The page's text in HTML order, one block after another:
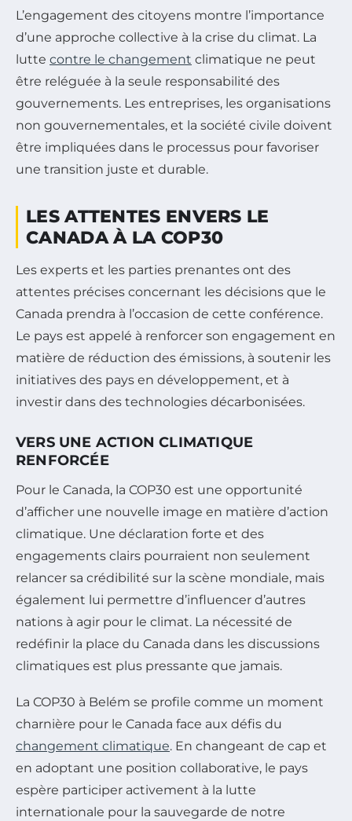
L’engagement des citoyens montre l’importance
d’une approche collective à la crise du climat. La
lutte contre le changement climatique ne peut
être reléguée à la seule responsabilité des
gouvernements. Les entreprises, les organisations
non gouvernementales, et la société civile doivent
être impliquées dans le processus pour favoriser
une transition juste et durable.
LES ATTENTES ENVERS LE
CANADA À LA COP30
Les experts et les parties prenantes ont des
attentes précises concernant les décisions que le
Canada prendra à l’occasion de cette conférence.
Le pays est appelé à renforcer son engagement en
matière de réduction des émissions, à soutenir les
initiatives des pays en développement, et à
investir dans des technologies décarbonisées.
VERS UNE ACTION CLIMATIQUE
RENFORCÉE
Pour le Canada, la COP30 est une opportunité
d’afficher une nouvelle image en matière d’action
climatique. Une déclaration forte et des
engagements clairs pourraient non seulement
relancer sa crédibilité sur la scène mondiale, mais
également lui permettre d’influencer d’autres
nations à agir pour le climat. La nécessité de
redéfinir la place du Canada dans les discussions
climatiques est plus pressante que jamais.
La COP30 à Belém se profile comme un moment
charnière pour le Canada face aux défis du
changement climatique. En changeant de cap et
en adoptant une position collaborative, le pays
espère participer activement à la lutte
internationale pour la sauvegarde de notre